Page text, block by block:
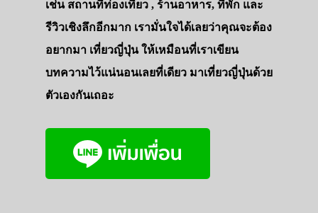
เช่น สถานที่ท่องเที่ยว , ร้านอาหาร, ที่พัก และ
รีวิวเชิงลึกอีกมาก เรามั่นใจได้เลยว่าคุณจะต้อง
อยากมา เที่ยวญี่ปุ่น ให้เหมือนที่เราเขียน
บทความไว้แน่นอนเลยที่เดียว มาเที่ยวญี่ปุ่นด้วย
ตัวเองกันเถอะ